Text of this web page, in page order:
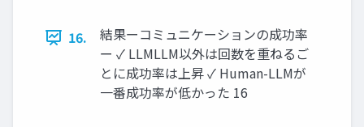
16.
結果ーコミュニケーションの成功率
ー ✓ LLMLLM以外は回数を重ねるご
とに成功率は上昇 ✓ Human-LLMが
一番成功率が低かった 16